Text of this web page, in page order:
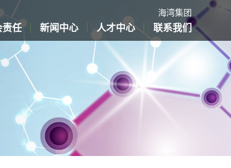
海湾集团
任 新闻中心 人才中心 联系我们